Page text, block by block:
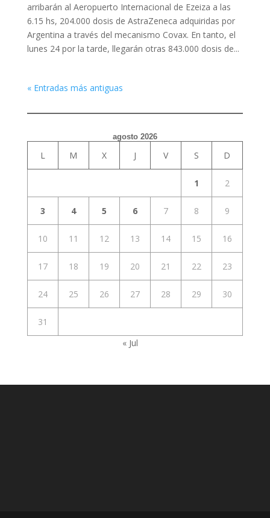
arribarán al Aeropuerto Internacional de Ezeiza a las
6.15 hs, 204.000 dosis de AstraZeneca adquiridas por
Argentina a través del mecanismo Covax. En tanto, el
lunes 24 por la tarde, llegarán otras 843.000 dosis de...
« Entradas más antiguas
agosto 2026
L M X J V S D
1 2
3 4 5 6 7 8 9
10 11 12 13 14 15 16
17 18 19 20 21 22 23
24 25 26 27 28 29 30
31
« Jul